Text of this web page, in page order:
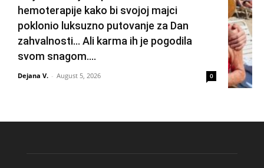
hemoterapije kako bi svojoj majci
poklonio luksuzno putovanje za Dan
zahvalnosti… Ali karma ih je pogodila
svom snagom....
Dejana V. - August 5, 2026 0